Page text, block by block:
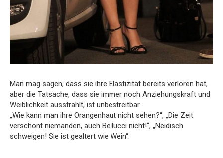
Man mag sagen, dass sie ihre Elastizität bereits verloren hat,
aber die Tatsache, dass sie immer noch Anziehungskraft und
Weiblichkeit ausstrahlt, ist unbestreitbar.
„Wie kann man ihre Orangenhaut nicht sehen?“, „Die Zeit
verschont niemanden, auch Bellucci nicht!“, „Neidisch
schweigen! Sie ist gealtert wie Wein“.